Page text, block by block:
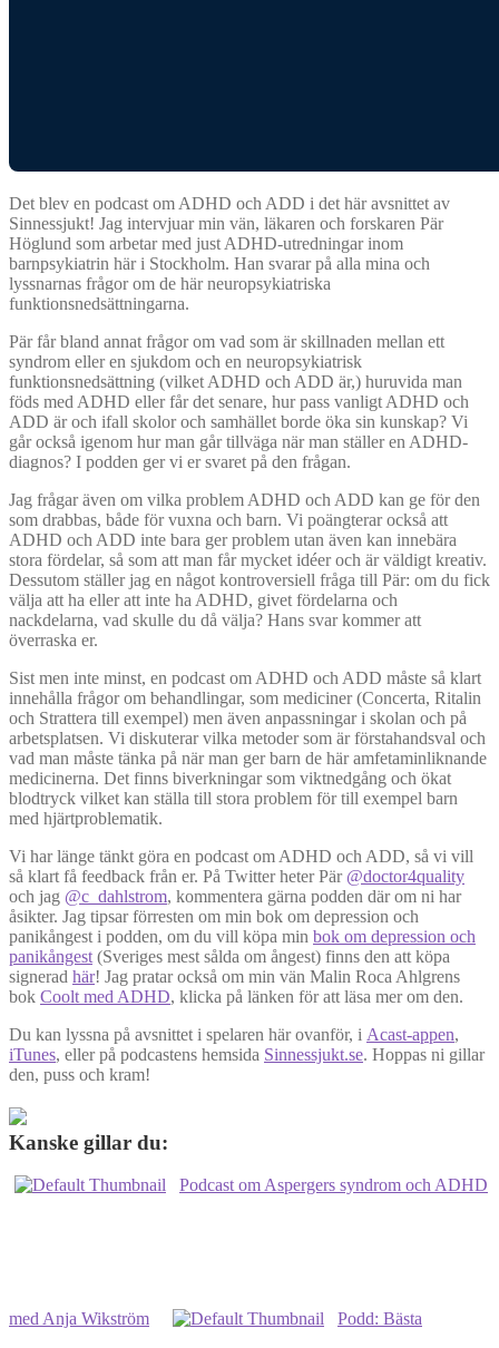
Det blev en podcast om ADHD och ADD i det här avsnittet av
Sinnessjukt! Jag intervjuar min vän, läkaren och forskaren Pär
Höglund som arbetar med just ADHD-utredningar inom
barnpsykiatrin här i Stockholm. Han svarar på alla mina och
lyssnarnas frågor om de här neuropsykiatriska
funktionsnedsättningarna.
Pär får bland annat frågor om vad som är skillnaden mellan ett
syndrom eller en sjukdom och en neuropsykiatrisk
funktionsnedsättning (vilket ADHD och ADD är,) huruvida man
föds med ADHD eller får det senare, hur pass vanligt ADHD och
ADD är och ifall skolor och samhället borde öka sin kunskap? Vi
går också igenom hur man går tillväga när man ställer en ADHD-
diagnos? I podden ger vi er svaret på den frågan.
Jag frågar även om vilka problem ADHD och ADD kan ge för den
som drabbas, både för vuxna och barn. Vi poängterar också att
ADHD och ADD inte bara ger problem utan även kan innebära
stora fördelar, så som att man får mycket idéer och är väldigt kreativ.
Dessutom ställer jag en något kontroversiell fråga till Pär: om du fick
välja att ha eller att inte ha ADHD, givet fördelarna och
nackdelarna, vad skulle du då välja? Hans svar kommer att
överraska er.
Sist men inte minst, en podcast om ADHD och ADD måste så klart
innehålla frågor om behandlingar, som mediciner (Concerta, Ritalin
och Strattera till exempel) men även anpassningar i skolan och på
arbetsplatsen. Vi diskuterar vilka metoder som är förstahandsval och
vad man måste tänka på när man ger barn de här amfetaminliknande
medicinerna. Det finns biverkningar som viktnedgång och ökat
blodtryck vilket kan ställa till stora problem för till exempel barn
med hjärtproblematik.
Vi har länge tänkt göra en podcast om ADHD och ADD, så vi vill
så klart få feedback från er. På Twitter heter Pär @doctor4quality
och jag @c_dahlstrom, kommentera gärna podden där om ni har
åsikter. Jag tipsar förresten om min bok om depression och
panikångest i podden, om du vill köpa min bok om depression och
panikångest (Sveriges mest sålda om ångest) finns den att köpa
signerad här! Jag pratar också om min vän Malin Roca Ahlgrens
bok Coolt med ADHD, klicka på länken för att läsa mer om den.
Du kan lyssna på avsnittet i spelaren här ovanför, i Acast-appen,
iTunes, eller på podcastens hemsida Sinnessjukt.se. Hoppas ni gillar
den, puss och kram!
Kanske gillar du:
Podcast om Aspergers syndrom och ADHD
med Anja Wikström Podd: Bästa